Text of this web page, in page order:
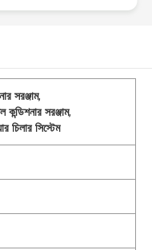
সরঞ্জাম,
সরঞ্জাম,
চিলার সিস্টেম